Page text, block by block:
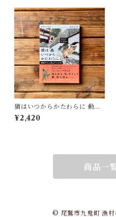
猫はいつからかたわらに 動物
たちと歩んだ１万年 | 太田 匡
彦
¥2,420
商品一
© 尾鷲市九鬼町 漁村